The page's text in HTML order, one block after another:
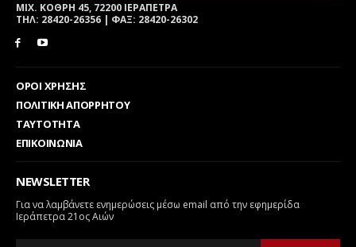
ΜΙΧ. ΚΟΘΡΗ 45, 72200 ΙΕΡΑΠΕΤΡΑ
ΤΗΛ: 28420-26356 | ΦΑΞ: 28420-26302
ΟΡΟΙ ΧΡΗΣΗΣ
ΠΟΛΙΤΙΚΗ ΑΠΟΡΡΗΤΟΥ
ΤΑΥΤΟΤΗΤΑ
ΕΠΙΚΟΙΝΩΝΙΑ
NEWSLETTER
Για να λαμβάνετε ενημερώσεις μέσω email από την εφημερίδα
Ιεράπετρα 21ος Αιών